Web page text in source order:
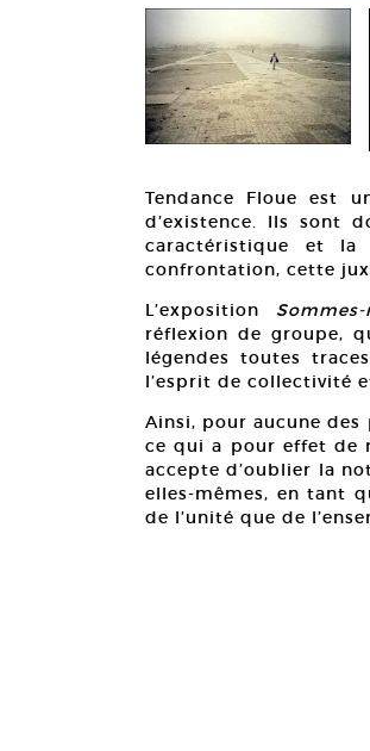
Tendance Floue est
d’existence. Ils sont
caractéristique et la
confrontation, cette
L’exposition Sommes-
réflexion de groupe,
légendes toutes
l’esprit de collectivité
Ainsi, pour aucune
ce qui a pour effet de
accepte d’oublier la
elles-mêmes, en tant
de l’unité que de